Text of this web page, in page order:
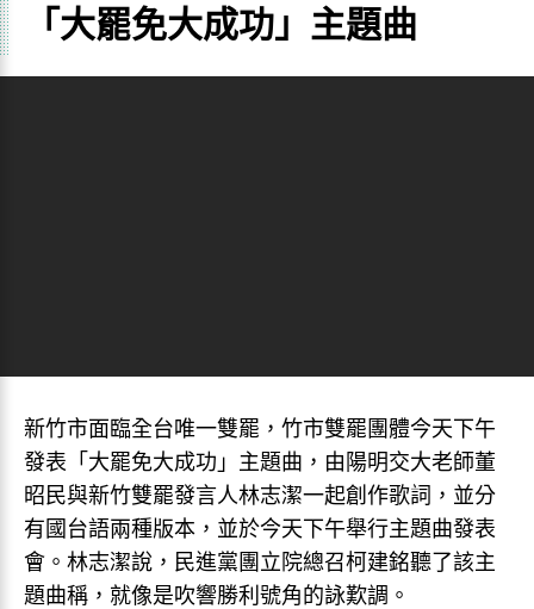
「大罷免大成功」主題曲
新竹市面臨全台唯一雙罷，竹市雙罷團體今天下午
發表「大罷免大成功」主題曲，由陽明交大老師董
昭民與新竹雙罷發言人林志潔一起創作歌詞，並分
有國台語兩種版本，並於今天下午舉行主題曲發表
會。林志潔說，民進黨團立院總召柯建銘聽了該主
題曲稱，就像是吹響勝利號角的詠歎調。